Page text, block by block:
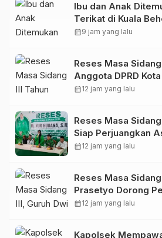
Ibu dan Anak
Terikat di Kuala
Selidiki Kasusnya
calendar_month9 jam yang lalu
Reses Masa Sidang
Anggota DPRD
Fraksi Partai
calendar_month12 jam yang lalu
Reses Masa
Siap Perjuangkan
Kedopok di APBD
calendar_month12 jam yang lalu
Reses Masa
Prasetyo Dorong
Plengsengan di
calendar_month12 jam yang lalu
Kapolsek